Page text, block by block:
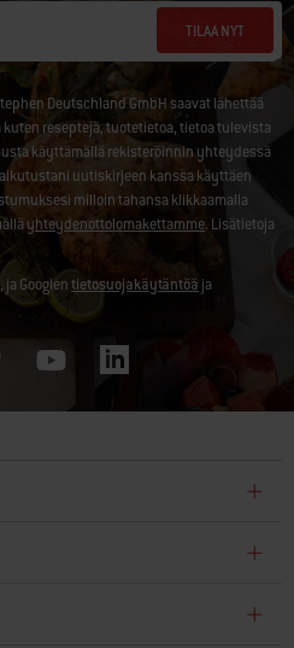
TILAA NYT
Deutschland GmbH saavat lähettää
reseptejä, tuotetietoa, tietoa tulevista
käyttämällä rekisteröinnin yhteydessä
uutiskirjeen kanssa käyttäen
milloin tahansa klikkaamalla
yhteydenottolomakettamme. Lisätietoja
ja Googlentietosuojakäytäntöä ja